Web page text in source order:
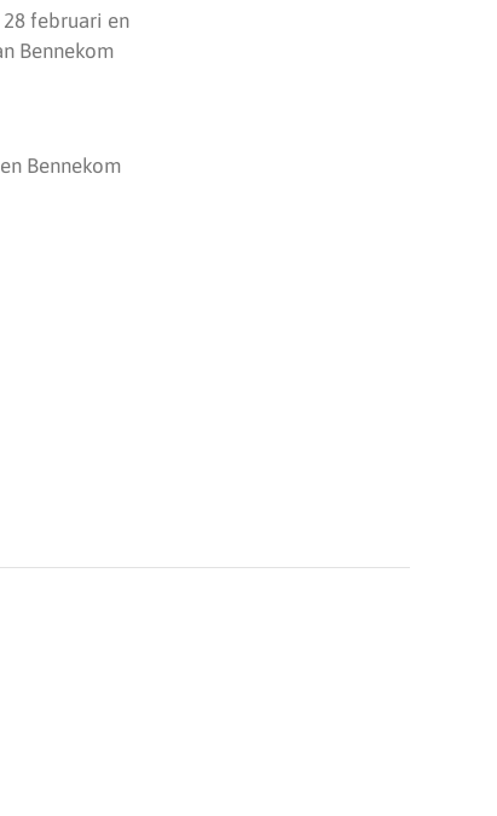
februari en
Bennekom
Bennekom